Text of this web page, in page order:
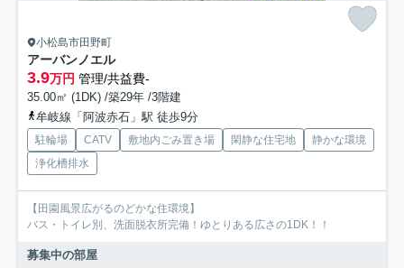
小松島市田野町
アーバンノエル
3.9万円 管理/共益費-
35.00㎡ (1DK) /築29年 /3階建
牟岐線「阿波赤石」駅 徒歩9分
駐輪場 CATV 敷地内ごみ置き場 閑静な住宅地
静かな環境
浄化槽排水
【田園風景広がるのどかな住環境】
バス・トイレ別、洗面脱衣所完備！ゆとりある広さの1DK！！
募集中の部屋